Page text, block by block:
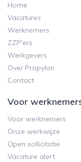
Home
Vacatures
Werknemers
ZZP'ers
Werkgevers
Over Propylon
Contact
Voor
Voor werknemers
Onze werkwijze
Open sollicitatie
Vacature alert